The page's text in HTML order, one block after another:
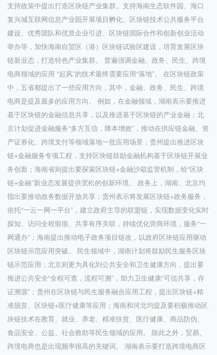
支持政策中提出打造区块链产业集群。支持海南生态软件园、海口
复兴城互联网信息产业园开展项目孵化、区块链技术公共服务平台
建设、优秀团队和优质企业引进、区块链国际合作和创新创业活动
举办等，加快海南自贸区（港）区块链试验区建设，培育发展区块
链新业态，打造特色产业集群。 普遍强调金融、政务、民生、跨境
电商领域的应用 “起风”的技术最终需要应用“落地”。 在区块链政策
中，五省都提出了一些应用方向，其中，金融、政务、民生、跨境
电商是提及最多的应用方向。 例如，在金融领域，湖南表示要推进
基于区块链的金融信息共享，以及推进基于区块链的产业金融；北
京计划促进金融服务“多方互信，降本增效”，推动在供应链金融、资
产证券化、跨境支付等领域落地一批应用场景；贵州提出推进区块
链+金融服务专项工程，支持区块链鼓励金融机构基于区块链开展业
务创新；海南省则提出要探索区块链+金融沙箱监管机制，给“区块
链+金融”新业态发展提供宽松的创新环境。 政务上，湖南、北京均
指出要推动政务数据开放共享；贵州表示将发展区块链+政务服务，
依托“一云一网一平台”，建立政府主导的联盟链，实现数据变化实时
探知、访问全程留痕、共享有序关联，持续优化营商环境，服务“一
网通办”；海南提出推动电子政务项目链改，以政府区块链应用驱动
区块链示范应用突破。 民生领域中，湖南计划将鼓励民生服务区块
链示范应用；北京则更为具化到公共安全和卫生健康方向，提出要
推进公共安全“全程可查，流程可溯”，助力卫生健康“可信共享，存
证溯源”；贵州在区块链与民生服务融合应用工程，提出区块链+精
准脱贫、区块链+医疗健康等应用；海南和河北均提及要积极推动区
块链技术在教育、就业、养老、精准扶贫、医疗健康、商品防伪、
食品安全、公益、社会救助等民生领域的应用。 除此之外，贸易、
跨境电商也是出现频率很高的关键词。 湖南表示要打造跨境电商区